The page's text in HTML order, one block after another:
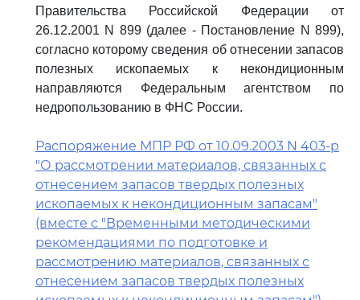
Правительства Российской Федерации от
26.12.2001 N 899 (далее - Постановление N 899),
согласно которому сведения об отнесении запасов
полезных ископаемых к некондиционным
направляются Федеральным агентством по
недропользованию в ФНС России.
Распоряжение МПР РФ от 10.09.2003 N 403-р
"О рассмотрении материалов, связанных с
отнесением запасов твердых полезных
ископаемых к некондиционным запасам"
(вместе с "Временными методическими
рекомендациями по подготовке и
рассмотрению материалов, связанных с
отнесением запасов твердых полезных